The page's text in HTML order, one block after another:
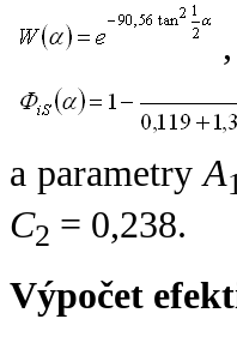
,
a parametryA
C2 = 0,238.
Výpočet